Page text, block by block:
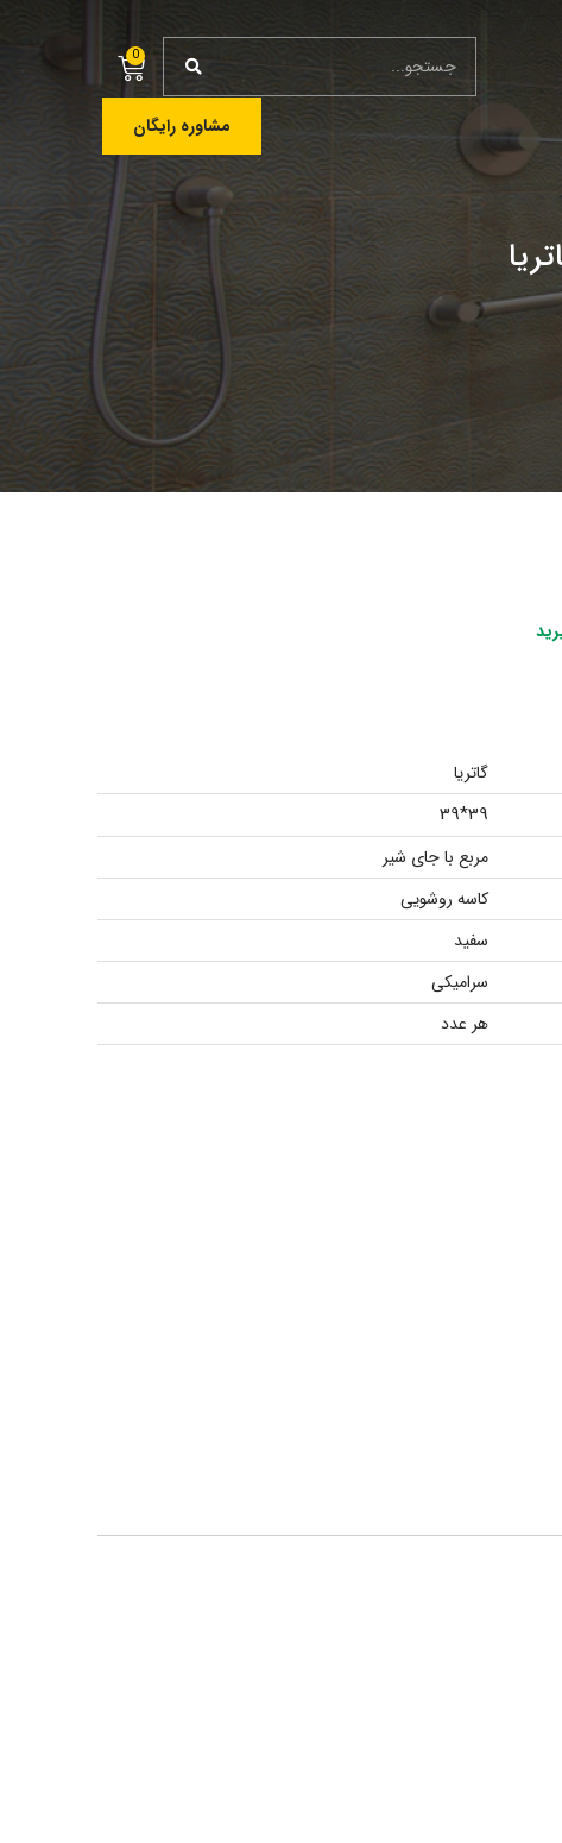
0
مشاوره رایگان
گاتریا
39*39
مربع با جای شیر
کاسه روشویی
سفید
سرامیکی
هر عدد